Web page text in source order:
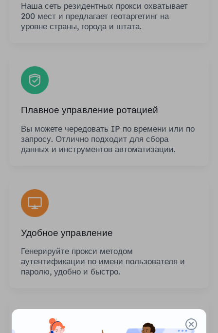
Наша сеть резидентных прокси охватывает
200 мест и предлагает геотаргетинг на
уровне страны, города и штата.
Плавное управление ротацией
Вы можете чередовать IP по времени или по
запросу. Отлично подходит для сбора
данных и инструментов автоматизации.
Удобное управление
Генерируйте прокси методом
аутентификации по имени пользователя и
паролю, удобно и быстро.